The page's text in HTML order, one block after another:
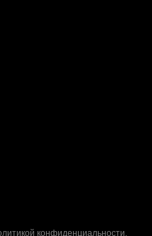
конфиденциальности.